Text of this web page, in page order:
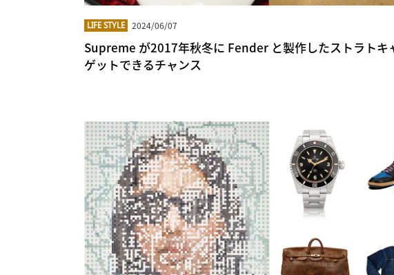
LIFE STYLE 2024/06/07
Supreme が2017年秋冬に Fender と製作したストラトキ
ゲットできるチャンス